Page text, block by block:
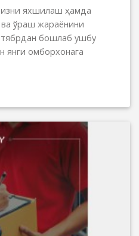
яхшилаш ҳамда
ўраш жараёнини
бошлаб ушбу
янги омборхонага